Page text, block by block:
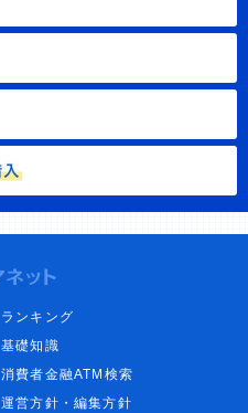
ランキング
基礎知識
消費者金融ATM検索
運営方針・編集方針